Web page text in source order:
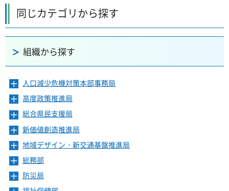
同じカテゴリから探す
組織から探す
メ
ニ
ュ
ー
を
開
き
ま
す
人口減少危機対策本部事務局
メ
ニ
ュ
ー
を
開
き
ま
す
高度政策推進局
メ
ニ
ュ
ー
を
開
き
ま
総合県民支援局
メ
ニ
ュ
ー
を
開
き
新価値創造推進局
メ
ニ
ュ
ー
を
地域デザイン・新交通基盤推進局
メ
ニ
ュ
総務部
メ
ニ
防災局